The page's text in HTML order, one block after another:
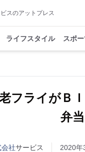
スのアットプレス
ライフスタイル スポ
フライがＢ
弁
社サービス 2020